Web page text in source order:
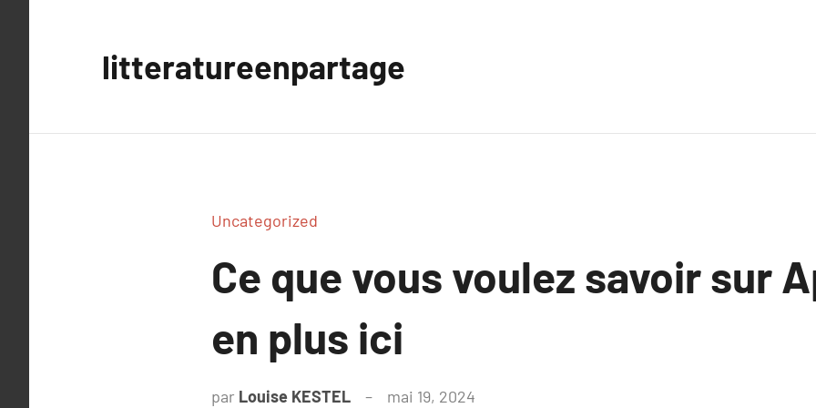
litteratureenpartage
Uncategorized
Ce que vous voulez savoir sur
en plus ici
par Louise KESTEL mai 19, 2024